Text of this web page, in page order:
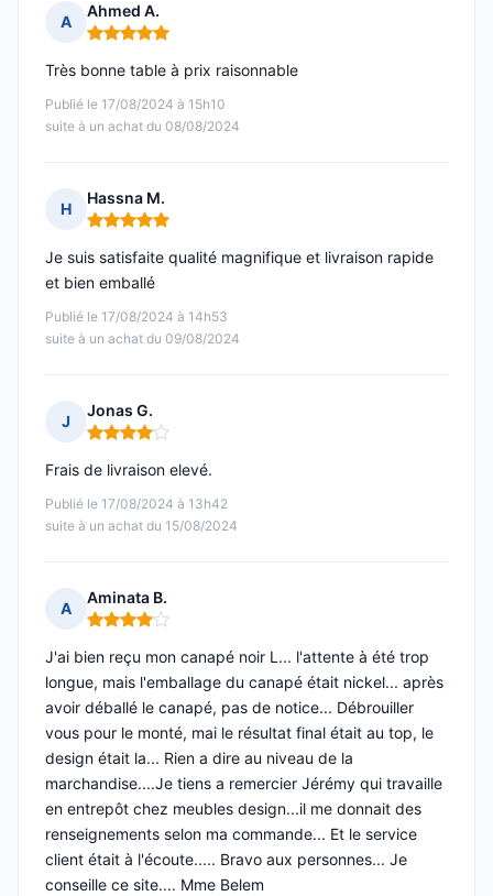
A
Ahmed A.
Note : 5 sur 5
Publié le 17/08/2024 à 15h10
suite à un achat du 08/08/2024
Très bonne table à prix raisonnable
H
Hassna M.
Note : 5 sur 5
Publié le 17/08/2024 à 14h53
suite à un achat du 09/08/2024
Je suis satisfaite qualité magnifique et livraison rapide
et bien emballé
J
Jonas G.
Note : 4 sur 5
Publié le 17/08/2024 à 13h42
suite à un achat du 15/08/2024
Frais de livraison elevé.
A
Aminata B.
Note : 4 sur 5
J'ai bien reçu mon canapé noir L... l'attente à été trop
longue, mais l'emballage du canapé était nickel... après
avoir déballé le canapé, pas de notice... Débrouiller
vous pour le monté, mai le résultat final était au top, le
design était la... Rien a dire au niveau de la
marchandise....Je tiens a remercier Jérémy qui travaille
en entrepôt chez meubles design...il me donnait des
renseignements selon ma commande... Et le service
client était à l'écoute..... Bravo aux personnes... Je
conseille ce site.... Mme Belem